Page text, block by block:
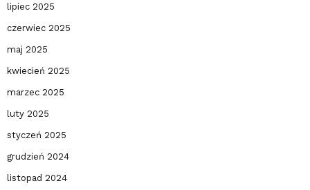
lipiec 2025
czerwiec 2025
maj 2025
kwiecień 2025
marzec 2025
luty 2025
styczeń 2025
grudzień 2024
listopad 2024